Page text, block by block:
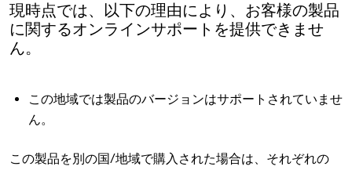
現時点では、以下の理由により、お客様の製品
に関するオンラインサポートを提供できませ
ん。
この地域では製品のバージョンはサポートされていませ
ん。
この製品を別の国/地域で購入された場合は、それぞれの